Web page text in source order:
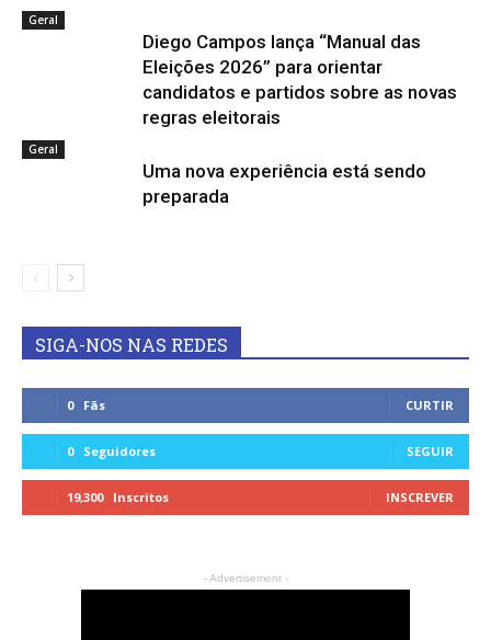
Geral
Diego Campos lança “Manual das
Eleições 2026” para orientar
candidatos e partidos sobre as novas
regras eleitorais
Geral
Uma nova experiência está sendo
preparada
SIGA-NOS NAS REDES
0 Fãs CURTIR
0 Seguidores SEGUIR
19,300 Inscritos INSCREVER
- Advertisement -